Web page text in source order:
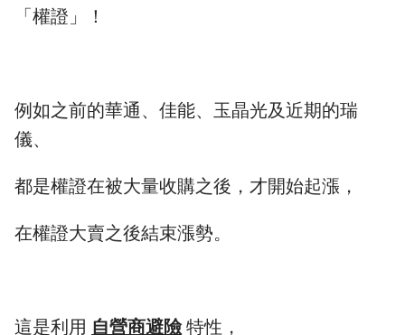
「權證」！
例如之前的華通、佳能、玉晶光及近期的瑞
儀、
都是權證在被大量收購之後，才開始起漲，
在權證大賣之後結束漲勢。
這是利用 自營商避險特性，